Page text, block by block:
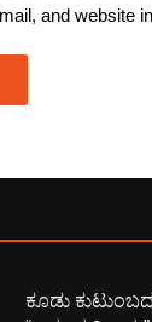
and website
ಕೂಡು